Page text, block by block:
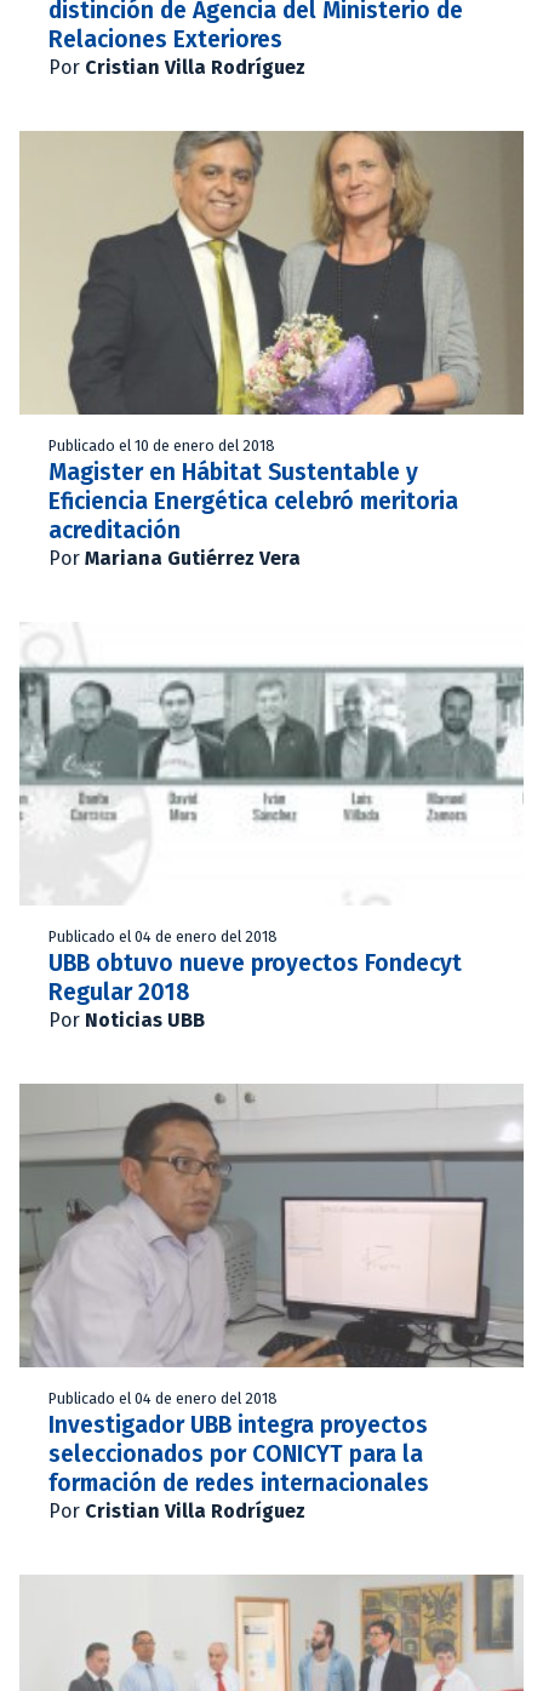
distinción de Agencia del Ministerio de
Relaciones Exteriores
Por Cristian Villa Rodríguez
Publicado el 10 de enero del 2018
Magister en Hábitat Sustentable y
Eficiencia Energética celebró meritoria
acreditación
Por Mariana Gutiérrez Vera
Publicado el 04 de enero del 2018
UBB obtuvo nueve proyectos Fondecyt
Regular 2018
Por Noticias UBB
Publicado el 04 de enero del 2018
Investigador UBB integra proyectos
seleccionados por CONICYT para la
formación de redes internacionales
Por Cristian Villa Rodríguez